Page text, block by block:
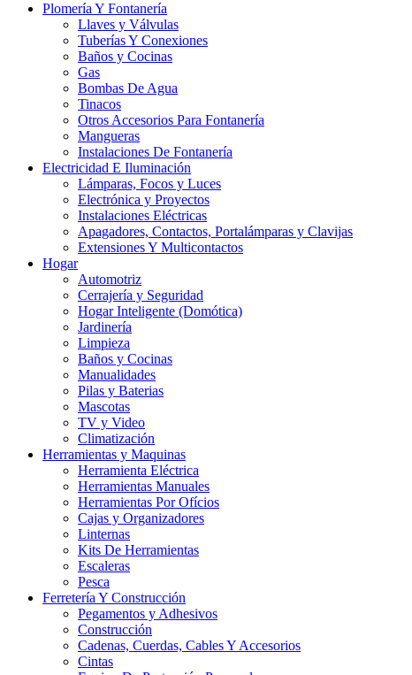
Plomería Y Fontanería
Llaves y Válvulas
Tuberías Y Conexiones
Baños y Cocinas
Gas
Bombas De Agua
Tinacos
Otros Accesorios Para Fontanería
Mangueras
Instalaciones De Fontanería
Electricidad E Iluminación
Lámparas, Focos y Luces
Electrónica y Proyectos
Instalaciones Eléctricas
Apagadores, Contactos, Portalámparas y Clavijas
Extensiones Y Multicontactos
Hogar
Automotriz
Cerrajería y Seguridad
Hogar Inteligente (Domótica)
Jardinería
Limpieza
Baños y Cocinas
Manualidades
Pilas y Baterias
Mascotas
TV y Video
Climatización
Herramientas y Maquinas
Herramienta Eléctrica
Herramientas Manuales
Herramientas Por Ofícios
Cajas y Organizadores
Linternas
Kits De Herramientas
Escaleras
Pesca
Ferretería Y Construcción
Pegamentos y Adhesivos
Construcción
Cadenas, Cuerdas, Cables Y Accesorios
Cintas